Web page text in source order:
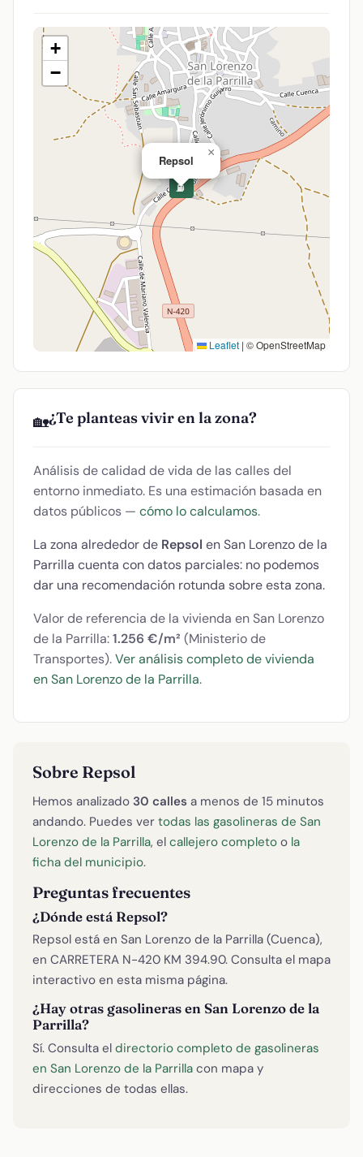
⛽
Repsol
×
+
−
Leaflet | © OpenStreetMap
🏡¿Te planteas vivir en la zona?
Análisis de calidad de vida de las calles del
entorno inmediato. Es una estimación basada en
datos públicos — cómo lo calculamos.
La zona alrededor de Repsol en San Lorenzo de la
Parrilla cuenta con datos parciales: no podemos
dar una recomendación rotunda sobre esta zona.
Valor de referencia de la vivienda en San Lorenzo
de la Parrilla:1.256 €/m² (Ministerio de
Transportes).Ver análisis completo de vivienda
en San Lorenzo de la Parrilla.
Sobre Repsol
Hemos analizado 30 calles a menos de 15 minutos
andando. Puedes ver todas las gasolineras de San
Lorenzo de la Parrilla, el callejero completo o la
ficha del municipio.
Preguntas frecuentes
¿Dónde está Repsol?
Repsol está en San Lorenzo de la Parrilla (Cuenca),
en CARRETERA N-420 KM 394.90. Consulta el mapa
interactivo en esta misma página.
¿Hay otras gasolineras en San Lorenzo de la
Parrilla?
Sí. Consulta el directorio completo de gasolineras
en San Lorenzo de la Parrilla con mapa y
direcciones de todas ellas.